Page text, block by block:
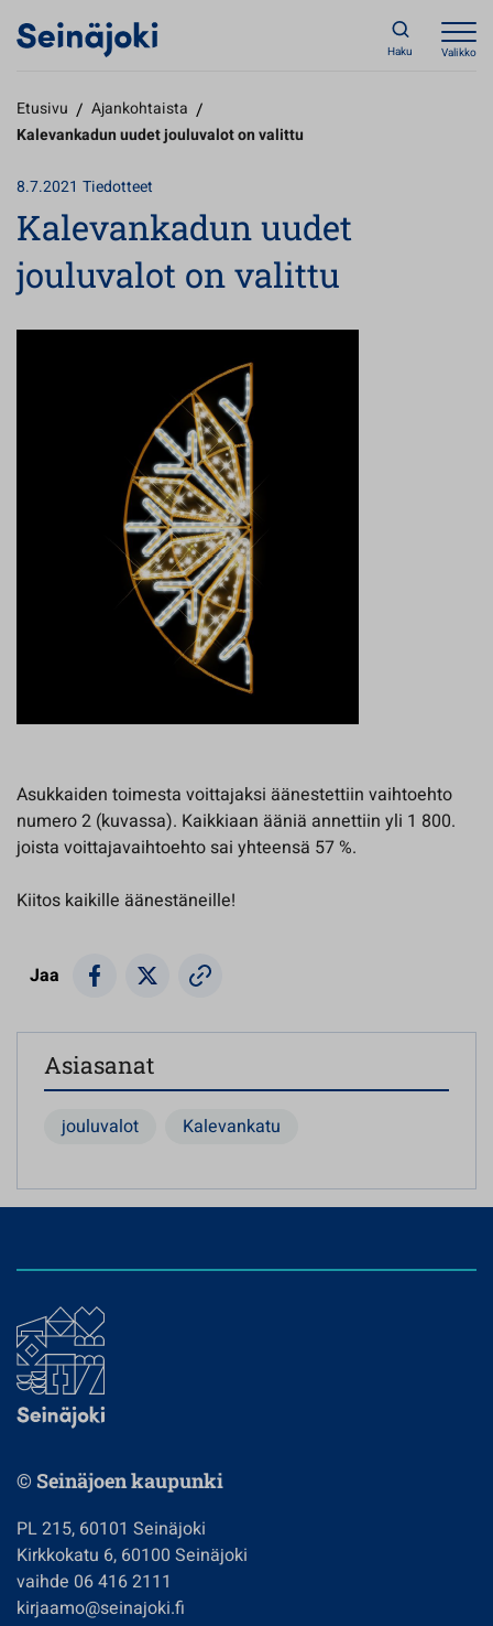
Haku Valikko
Etusivu / Ajankohtaista /
Kalevankadun uudet jouluvalot on valittu
8.7.2021 Tiedotteet
Kalevankadun uudet
jouluvalot on valittu
Asukkaiden toimesta voittajaksi äänestettiin vaihtoehto
numero 2 (kuvassa). Kaikkiaan ääniä annettiin yli 1 800.
joista voittajavaihtoehto sai yhteensä 57 %.
Kiitos kaikille äänestäneille!
Jaa
Asiasanat
jouluvalot Kalevankatu
© Seinäjoen kaupunki
PL 215, 60101 Seinäjoki
Kirkkokatu 6, 60100 Seinäjoki
vaihde 06 416 2111
kirjaamo@seinajoki.fi